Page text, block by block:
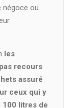
négoce ou
les
recours
assuré
ceux qui y
100 litres de